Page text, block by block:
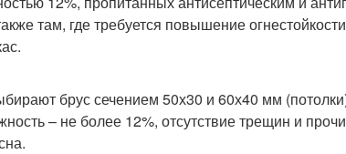
там, где требуется повышение
брус сечением 50х30 и 60х40 мм
– не более 12%, отсутствие трещин и